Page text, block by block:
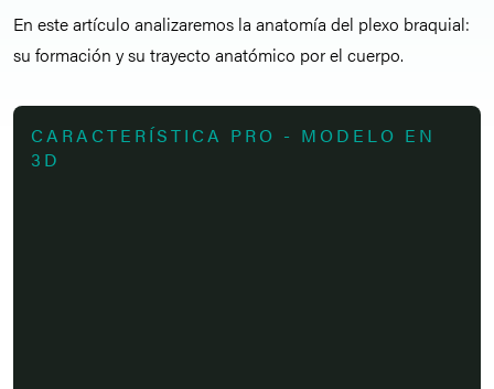
En este artículo analizaremos la anatomía del plexo braquial:
su formación y su trayecto anatómico por el cuerpo.
CARACTERÍSTICA PRO - MODELO EN
3D